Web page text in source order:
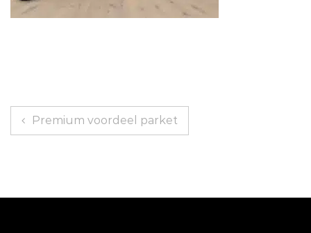
Berichtnavigatie
Premium voordeel parket